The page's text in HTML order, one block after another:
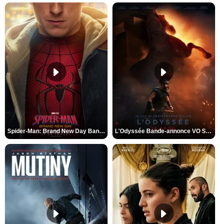
Spider-Man: Brand New Day Bande-annonce VO STFR L'Odyssée Bande-annonce VO STFR